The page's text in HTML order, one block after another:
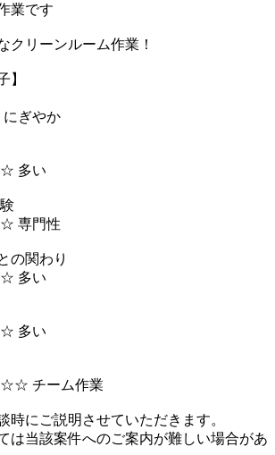
業です
リーンルーム作業！
】
ぎやか
多い
専門性
の関わり
多い
多い
チーム作業
時にご説明させていただきます。
は当該案件へのご案内が難しい場合があ